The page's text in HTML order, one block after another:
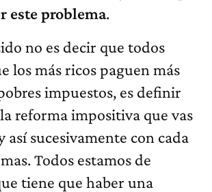
este problema.
no es decir que todos
los más ricos paguen más
impuestos, es definir
reforma impositiva que vas
así sucesivamente con cada
Todos estamos de
tiene que haber una